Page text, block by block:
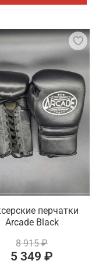
перчатки
Arcade Black
8 915 ₽
5 349 ₽